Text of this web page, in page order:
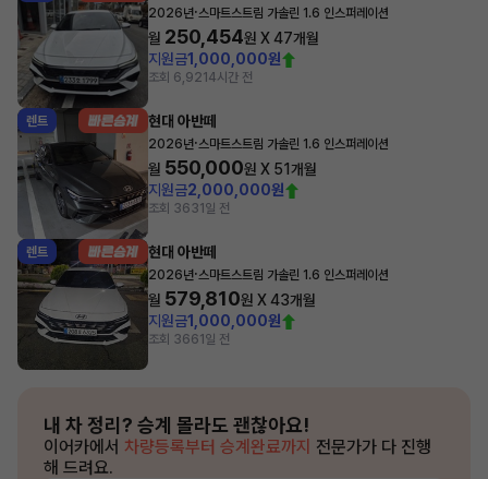
2026년·스마트스트림 가솔린 1.6 인스퍼레이션
월 250,454원 X47개월
지원금1,000,000원
조회 6,921 4시간 전
렌트 현대 아반떼
2026년·스마트스트림 가솔린 1.6 인스퍼레이션
월 550,000원 X 51개월
지원금2,000,000원
조회 3631일 전
렌트 현대 아반떼
2026년·스마트스트림 가솔린 1.6 인스퍼레이션
월 579,810원 X43개월
지원금1,000,000원
조회 3661일 전
내 차 정리? 승계 몰라도 괜찮아요!
이어카에서 차량등록부터 승계완료까지 전문가가 다 진행
해 드려요.